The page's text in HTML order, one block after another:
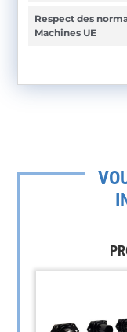
Respect des
Machines UE